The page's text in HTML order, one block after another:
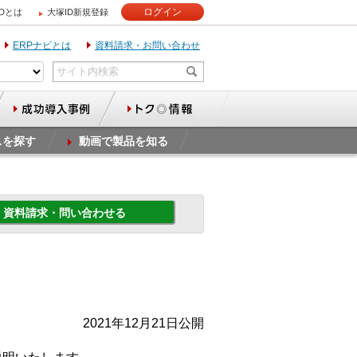
とは 大塚ID新規登録 ログイン
ERPナビとは 資料請求・お問い合わせ
探す 動画で製品を知る
資料請求・問い合わせる
2021年12月21日公開